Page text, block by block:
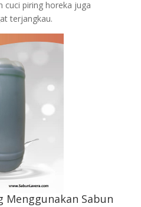
cuci piring horeka juga
terjangkau.
Menggunakan Sabun